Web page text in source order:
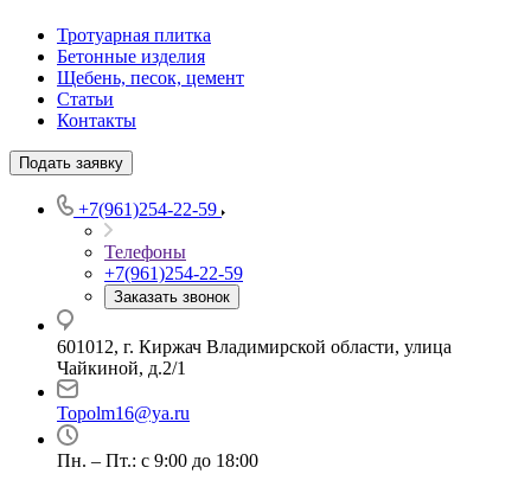
Тротуарная плитка
Бетонные изделия
Щебень, песок, цемент
Статьи
Контакты
Подать заявку
+7(961)254-22-59
Телефоны
+7(961)254-22-59
Заказать звонок
601012, г. Киржач Владимирской области, улица
Чайкиной, д.2/1
Topolm16@ya.ru
Пн. – Пт.: с 9:00 до 18:00